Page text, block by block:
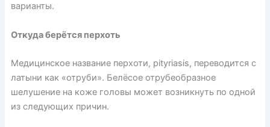
варианты.
Откуда берётся перхоть
Медицинское название перхоти, pityriasis, переводится с
латыни как «отруби». Белёсое отрубеобразное
шелушение на коже головы может возникнуть по одной
из следующих причин.